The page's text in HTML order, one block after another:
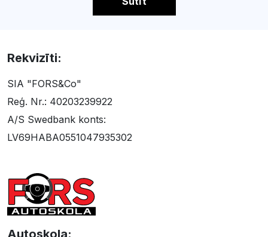
Rekvizīti:
SIA "FORS&Co"
Reģ. Nr.: 40203239922
A/S Swedbank konts:
LV69HABA0551047935302
Autoskola: